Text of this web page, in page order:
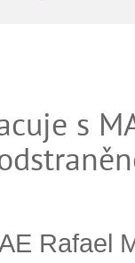
s
Rafael